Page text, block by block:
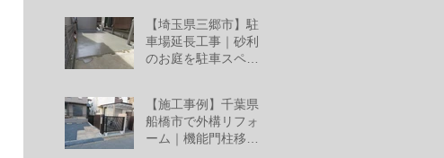
【埼玉県三郷市】駐
車場延長工事｜砂利
のお庭を駐車スペー
【施工事例】千葉県
船橋市で外構リフォ
ーム｜機能門柱移